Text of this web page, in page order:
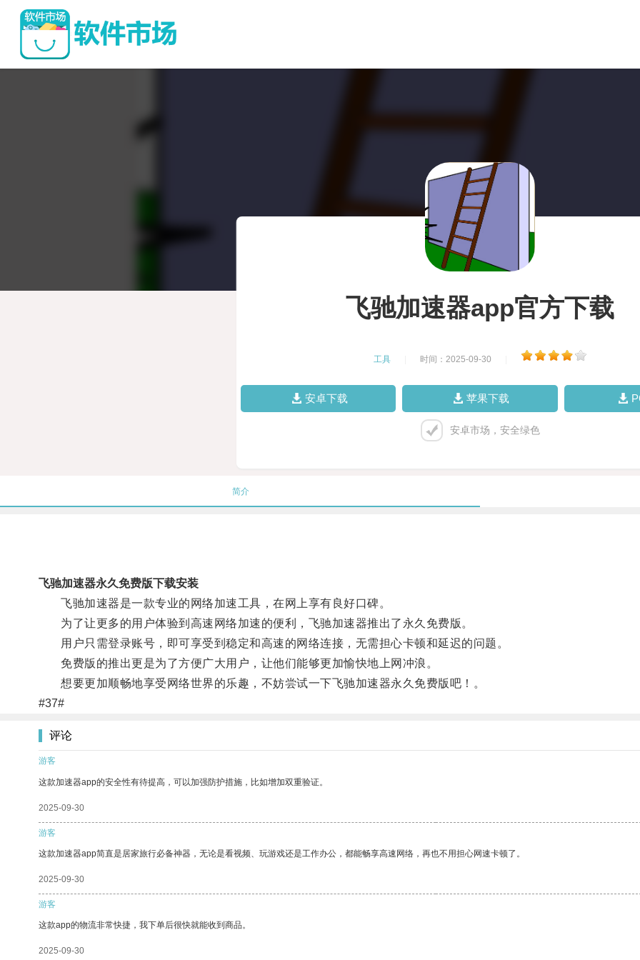
飞驰加速器app官方下载
工具 时间：2025-09-30
安卓下载 苹果下载
安卓市场，安全绿色
简介
飞驰加速器永久免费版下载安装
飞驰加速器是一款专业的网络加速工具，在网上享有良好口碑。
为了让更多的用户体验到高速网络加速的便利，飞驰加速器推出了永久免费版。
用户只需登录账号，即可享受到稳定和高速的网络连接，无需担心卡顿和延迟的问题。
免费版的推出更是为了方便广大用户，让他们能够更加愉快地上网冲浪。
想要更加顺畅地享受网络世界的乐趣，不妨尝试一下飞驰加速器永久免费版吧！。
#37#
评论
游客
这款加速器app的安全性有待提高，可以加强防护措施，比如增加双重验证。
2025-09-30
游客
这款加速器app简直是居家旅行必备神器，无论是看视频、玩游戏还是工作办公，都能畅享高速网络，再也不用担心网速卡顿了。
2025-09-30
游客
这款app的物流非常快捷，我下单后很快就能收到商品。
2025-09-30